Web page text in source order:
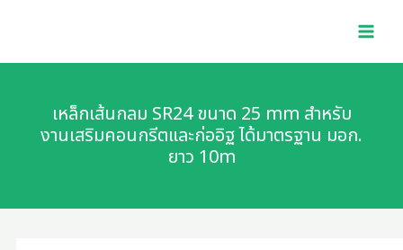
content
เหล็กเส้นกลม SR24 ขนาด 25 mm สำหรับ
งานเสริมคอนกรีตและก่ออิฐ ได้มาตรฐาน มอก.
ยาว 10m
กลม
ขนาด
25
งาน